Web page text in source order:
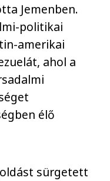
Jemenben.
politikai
amerikai
ahol a
élő
sürgetett